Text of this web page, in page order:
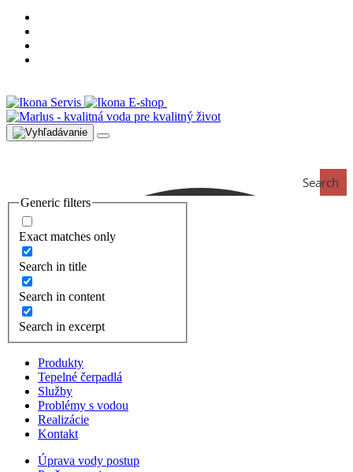
Servis E-shop
Search
Generic filters
Exact matches only
Search in title
Search in content
Search in excerpt
Produkty
Tepelné čerpadlá
Služby
Problémy s vodou
Realizácie
Kontakt
Úprava vody postup